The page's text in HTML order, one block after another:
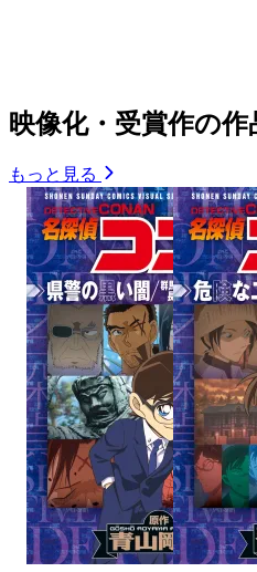
映像化・受賞作の作
もっと見る